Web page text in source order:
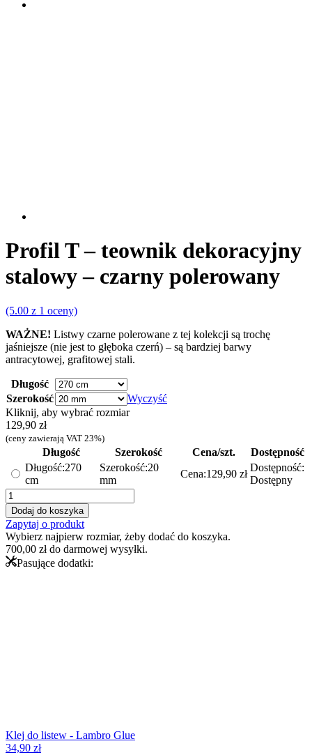
Profil T – teownik dekoracyjny
stalowy – czarny polerowany
(5.00 z 1 oceny)
WAŻNE! Listwy czarne polerowane z tej kolekcji są trochę
jaśniejsze (nie jest to głęboka czerń) – są bardziej barwy
antracytowej, grafitowej stali.
Długość
Szerokość
Wyczyść
Kliknij, aby wybrać rozmiar
129,90 zł
(ceny zawierają VAT 23%)
Długość Szerokość Cena/szt.
Dostępność
Długość:270
cm
Szerokość:20
mm
Cena:129,90 zł
Dostępność:
Dostępny
ilość
Profil
T
-
teownik
dekoracyjny
stalowy
Dodaj do koszyka
Zapytaj o produkt
Wybierz najpierw rozmiar, żeby dodać do koszyka.
700,00 złdo darmowej wysyłki.
Pasujące dodatki:
Klej do listew - Lambro Glue
34,90 zł